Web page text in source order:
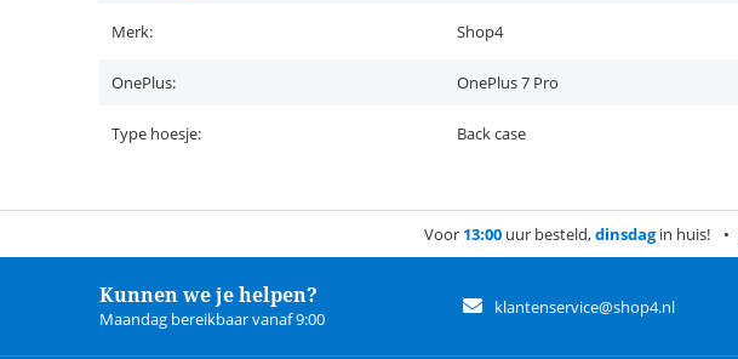
Merk: Shop4
OnePlus: OnePlus 7 Pro
Type hoesje: Back case
Voor 13:00uur besteld,dinsdagin huis!
Kunnen we je helpen?
Maandag bereikbaar vanaf 9:00
klantenservice@shop4.nl